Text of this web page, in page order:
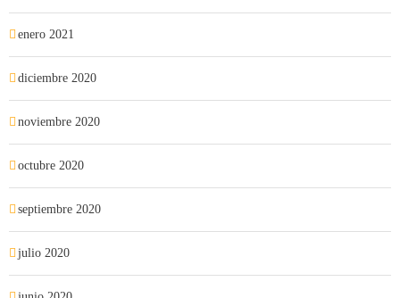
enero 2021
diciembre 2020
noviembre 2020
octubre 2020
septiembre 2020
julio 2020